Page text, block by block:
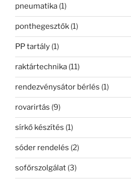
pneumatika (1)
ponthegesztők (1)
PP tartály (1)
raktártechnika (11)
rendezvénysátor bérlés (1)
rovarirtás (9)
sírkő készítés (1)
sóder rendelés (2)
sofőrszolgálat (3)